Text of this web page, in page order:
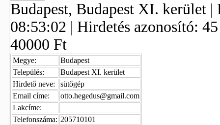
Budapest, Budapest XI. kerület
08:53:02 | Hirdetés azonosító: 45
40000 Ft
Megye:
Budapest
Település:
Budapest XI. kerület
Hirdető neve:
sütőgép
Email címe:
otto.hegedus@gmail.com
Lakcíme:
Telefonszáma: 205710101